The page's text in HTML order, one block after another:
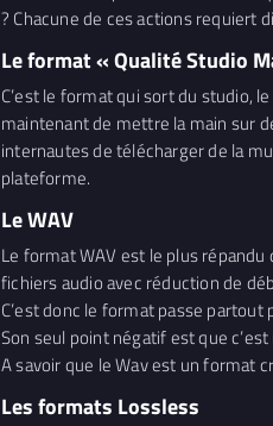
? Chacune de ces actions requiert
Le format « Qualité Studio
C’est le format qui sort du studio,
maintenant de mettre la main sur
internautes de télécharger de la
plateforme.
Le WAV
Le format WAV est le plus
fichiers audio avec réduction de
C’est donc le format passe
Son seul point négatif est que
A savoir que le Wav est un format
Les formats Lossless